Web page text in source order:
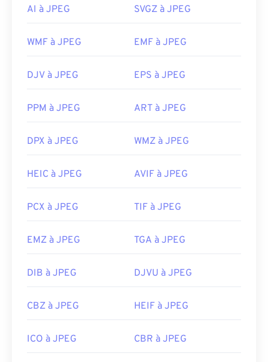
dans votre visionneuse d'images, votre éditeur
sélectionner une application spécifique pour ouvrir
applications Microsoft telles queMicrosoft Photos
Liens utiles:
https://www.lifewire.com/jpg-jpeg-file-4139913
AI à JPEG SVGZ à JPEG
WMF à JPEG EMF à JPEG
DJV à JPEG EPS à JPEG
PPM à JPEG ART à JPEG
DPX à JPEG WMZ à JPEG
HEIC à JPEG AVIF à JPEG
PCX à JPEG TIF à JPEG
EMZ à JPEG TGA à JPEG
DIB à JPEG DJVU à JPEG
CBZ à JPEG HEIF à JPEG
ICO à JPEG CBR à JPEG